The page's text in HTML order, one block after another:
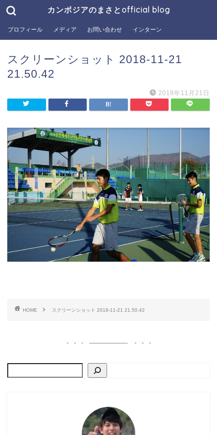
カンボジアのまさとofficial blog
プロフィール メディア お問い合わせ インターン
スクリーンショット 2018-11-21
21.50.42
2018年11月21日
HOME スクリーンショット 2018-11-21 21.50.42